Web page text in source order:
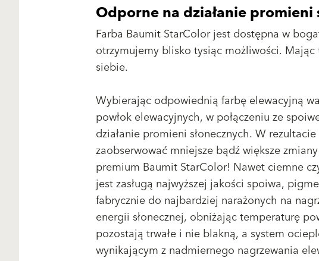
Odporne na działanie promieni
Farba Baumit StarColor jest dostępna w
otrzymujemy blisko tysiąc możliwości.
siebie.
Wybierając odpowiednią farbę elewacyjną
powłok elewacyjnych, w połączeniu ze
działanie promieni słonecznych. W
zaobserwować mniejsze bądź większe
premium Baumit StarColor! Nawet ciemne
jest zasługą najwyższej jakości spoiwa,
fabrycznie do najbardziej narażonych na
energii słonecznej, obniżając temperaturę
pozostają trwałe i nie blakną, a system
wynikającym z nadmiernego nagrzewania